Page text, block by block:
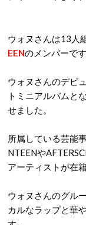
ウォヌさんは13人
EENのメンバーで
ウォヌさんのデビ
トミニアルバムと
せました。
所属している芸能
NTEENや
アーティストが在
ウォヌさんのグル
カルなラップと華